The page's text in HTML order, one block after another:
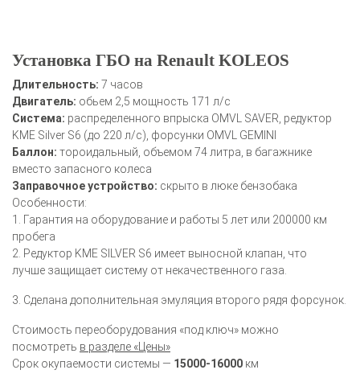
Установка ГБО на Renault KOLEOS
Длительность: 7 часов
Двигатель: обьем 2,5 мощность 171 л/с
Система: распределенного впрыска OMVL SAVER, редуктор
KME Silver S6 (до 220 л/с), форсунки OMVL GEMINI
Баллон: тороидальный, объемом 74 литра, в багажнике
вместо запасного колеса
Заправочное устройство: скрыто в люке бензобака
Особенности:
1. Гарантия на оборудование и работы 5 лет или 200000 км
пробега
2. Редуктор KME SILVER S6 имеет выносной клапан, что
лучше защищает систему от некачественного газа.
3. Сделана дополнительная эмуляция второго рядя форсунок.
Стоимость переоборудования «под ключ» можно
посмотреть в разделе «Цены»
Срок окупаемости системы — 15000-16000 км